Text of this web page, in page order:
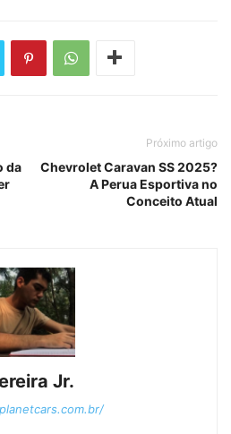
da
Próximo artigo
Chevrolet Caravan SS 2025?
A Perua Esportiva no
Conceito Atual
Jr.